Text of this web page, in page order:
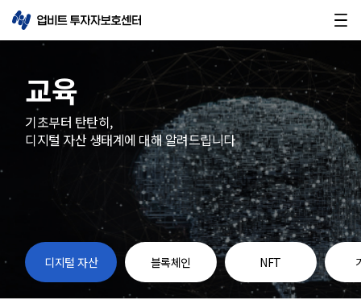
교육
기초부터 탄탄히,
디지털 자산 생태계에 대해 알려드립니다
디지털 자산 블록체인 NFT